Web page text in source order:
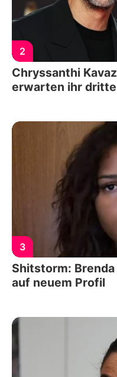
2
Chryssanthi
erwarten ihr
3
Shitstorm:
auf neuem Profil